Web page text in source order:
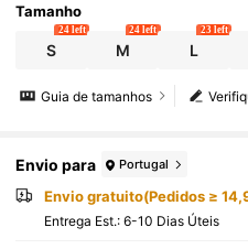
Tamanho
S
24 left
M
24 left
L
23 left
Guia de tamanhos
Envio para Portugal
Envio gratuito(Pedidos ≥
Entrega Est.: 6-10 Dias Úteis